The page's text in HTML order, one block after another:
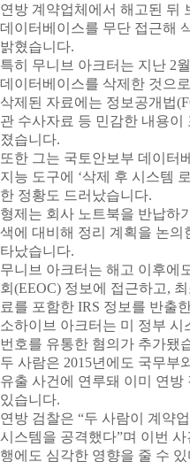
연방 계약업체에서 해고된 뒤
데이터베이스를 무단 접근해
밝혔습니다.
특히 무니브 아크터는 지난 2
데이터베이스를 삭제한 것으
삭제된 자료에는 정보공개법
관 수사자료 등 민감한 내용이
졌습니다.
또한 그는 국토안보부 데이터
지능 도구에 ‘삭제 후 시스템
한 정황도 드러났습니다.
형제는 회사 노트북을 반납하
색에 대비해 정리 계획을 논의
타났습니다.
무니브 아크터는 해고 이후에
회(EEOC) 정보에 접근하고,
료를 포함한 IRS 정보를 반출
소하이브 아크터는 미 정부 시
번호를 유통한 혐의가 추가됐
두 사람은 2015년에도 국무부
유출 사건에 연루돼 이미 연방
있습니다.
연방 검찰은 “두 사람이 계약
시스템을 공격했다”며 이번
행에도 심각한 영향을 줄 수